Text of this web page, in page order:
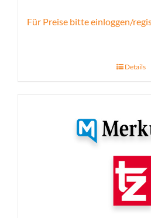
Für Preise bitte einloggen/
Details